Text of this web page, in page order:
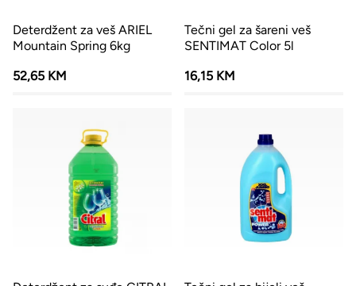
Deterdžent za veš ARIEL
Mountain Spring 6kg
52,65 KM
Tečni gel za šareni veš
SENTIMAT Color 5l
16,15 KM